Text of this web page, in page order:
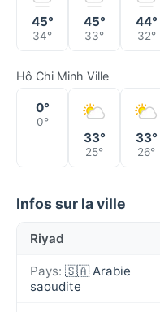
45°
34°
45°
33°
44°
32°
Hô Chi Minh Ville
0°
0°
33°
25°
33°
26°
Infos sur la ville
Riyad
Pays: 🇸🇦 Arabie
saoudite